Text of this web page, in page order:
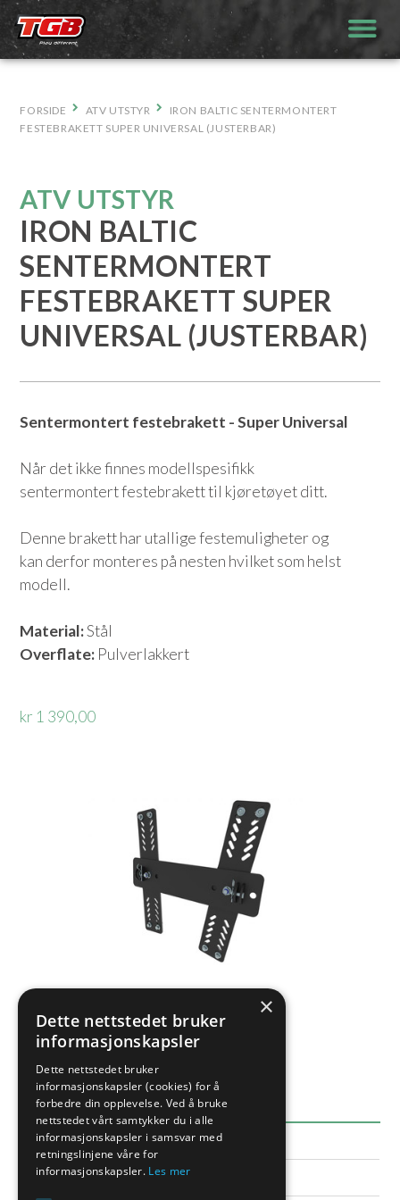
Hopp
til
innhold
FORSIDE ATV UTSTYR
IRON BALTIC SENTERMONTERT
FESTEBRAKETT SUPER UNIVERSAL (JUSTERBAR)
ATV UTSTYR
IRON BALTIC
SENTERMONTERT
FESTEBRAKETT SUPER
UNIVERSAL (JUSTERBAR)
Sentermontert festebrakett - Super Universal
Når det ikke finnes modellspesifikk
sentermontert festebrakett til kjøretøyet ditt.
Denne brakett har utallige festemuligheter og
kan derfor monteres på nesten hvilket som helst
modell.
Material:Stål
Overflate: Pulverlakkert
kr 1 390,00
EGENSKAPER
DETALJER
Varenummer
×
Dette nettstedet bruker
informasjonskapsler
Dette nettstedet bruker
informasjonskapsler (cookies) for å
forbedre din opplevelse. Ved å bruke
nettstedet vårt samtykker du i alle
informasjonskapsler i samsvar med
retningslinjene våre for
informasjonskapsler. Les mer